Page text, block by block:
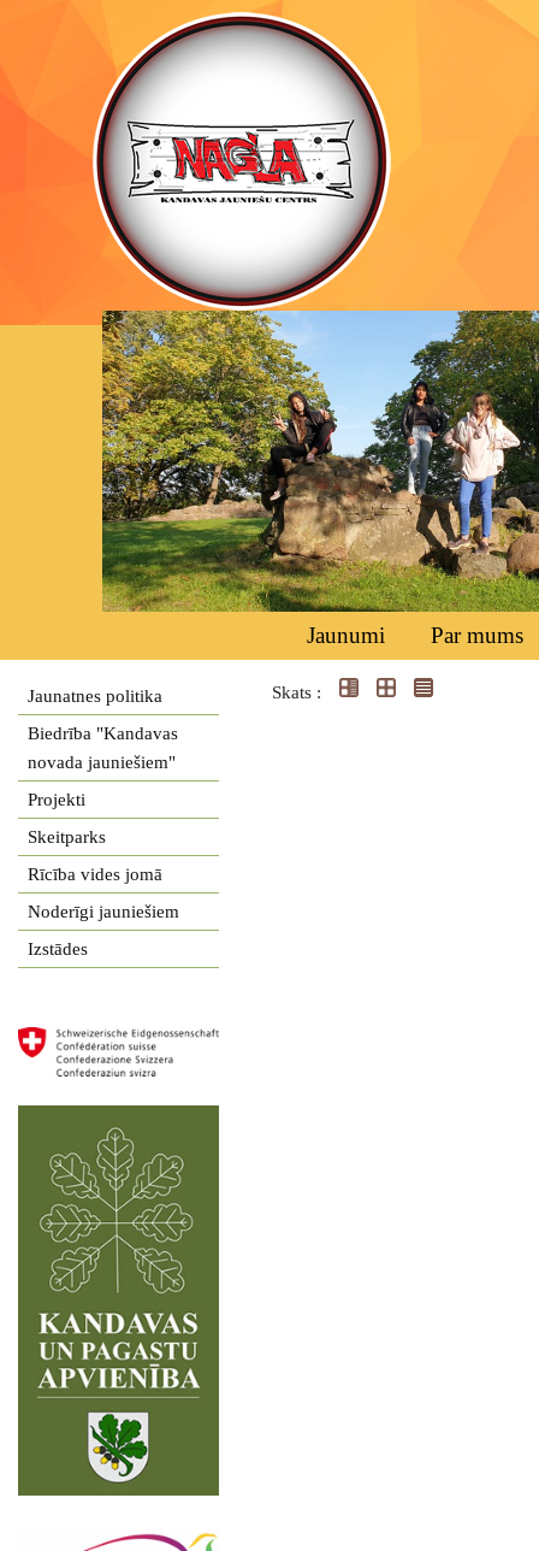
Jaunumi Par mums
Jaunatnes politika
Biedrība "Kandavas
novada jauniešiem"
Projekti
Skeitparks
Rīcība vides jomā
Noderīgi jauniešiem
Izstādes
Skats :